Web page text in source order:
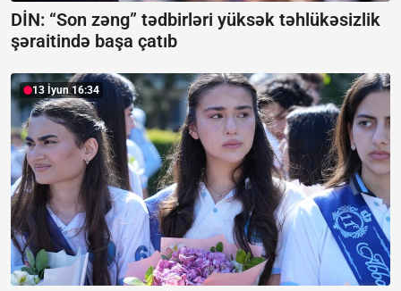
DİN: “Son zəng” tədbirləri yüksək təhlükəsizlik
şəraitində başa çatıb
13 İyun 16:34